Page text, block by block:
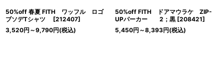
50%off 春夏 FITH ワッフル ロゴ
ブソデTシャツ
[212407]
3,520円 ～9,790円(税込)
50%off FITH ドアマウラケ ZIP-
UPパーカー 2；黒 [208421]
5,450円 ～8,393円(税込)